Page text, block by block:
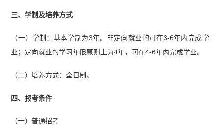
三、学制及培养方式
（一）学制：基本学制为3年。非定向就业的可在3-6年内完成学
业；定向就业的学习年限原则上为4年，可在4-6年内完成学业。
（二）培养方式：全日制。
四、报考条件
（一）普通招考